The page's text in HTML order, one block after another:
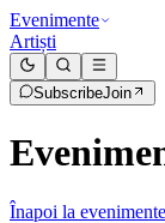
Evenimente
Artiști
SubscribeJoin
Înapoi la evenimente